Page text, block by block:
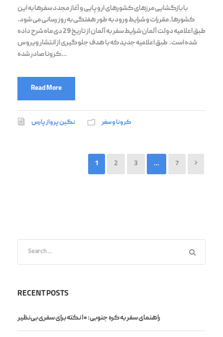
با بازگشایی مرزهای کشورهای اروپایی و آغاز مجدد سفرها به این
کشورها، مقررات و شرایط ورود به طور هفتگی به روز رسانی می شود.
طبق اعلامیه دولت آلمان شرایط سفر به آلمان از تاریخ 29 دی ماه شرح داده
شده است. طبق اعلامیه جدید که با هدف جلوگیری از انتشار ویروس
کرونا صادر شده...
Read More
نگین پرواز پارس کرونا و سفر
1 2 3 … 7
RECENT POSTS
راهنمای سفر به کره جنوبی: ۱۰ نکته برای سفری بی‌نظیر